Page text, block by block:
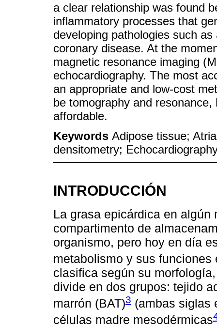
a clear relationship was found
inflammatory processes that
developing pathologies such
coronary disease. At the
magnetic resonance imaging
echocardiography. The most
an appropriate and low-cost
be tomography and
affordable.
Keywords Adipose tissue;
densitometry;
INTRODUCCIÓN
La grasa epicárdica en algún
compartimento de
organismo, pero hoy en día
metabolismo y sus funciones
clasifica según su
divide en dos grupos: tejido
marrón (BAT)3 (ambas siglas
células madre mesodérmicas